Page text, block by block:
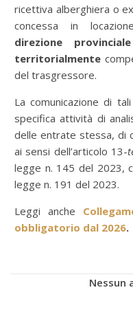
ricettiva alberghiera o
concessa in
direzione
territorialmente
del trasgressore.
La comunicazione di
specifica attività di
delle entrate stessa, di
ai sensi dell’articolo 13-
legge n. 145 del 2023,
legge n. 191 del 2023.
Leggi anche
obbligatorio dal 2026.
Nessun